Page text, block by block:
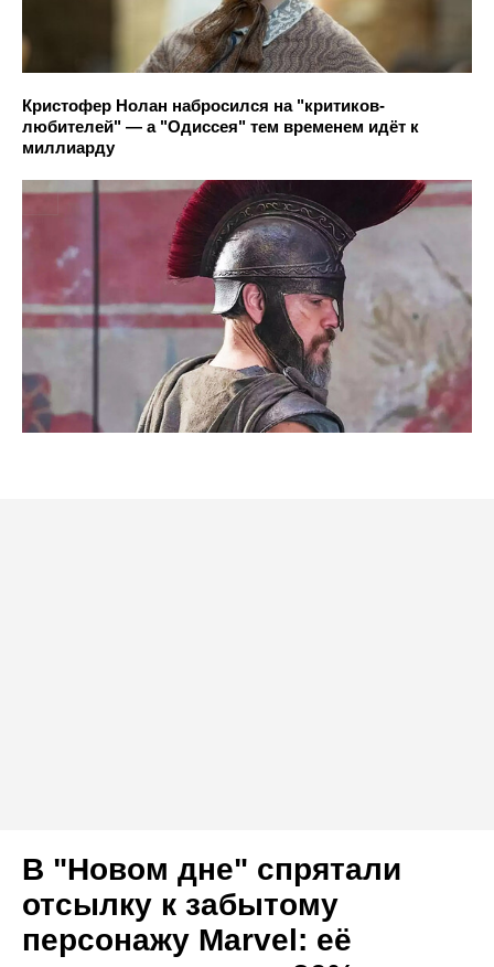
Кристофер Нолан набросился на "критиков-
любителей" — а "Одиссея" тем временем идёт к
миллиарду
В "Новом дне" спрятали
отсылку к забытому
персонажу Marvel: её